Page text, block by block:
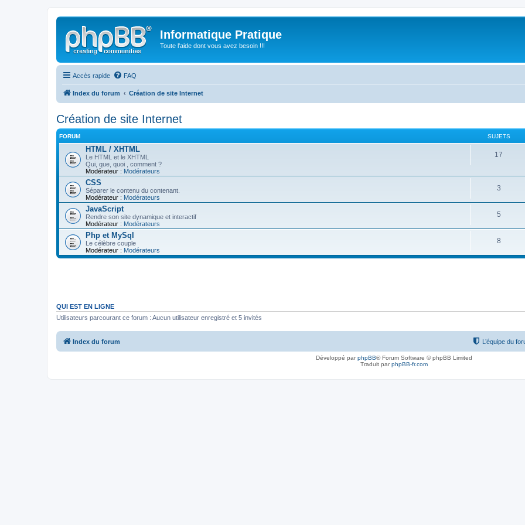
Informatique Pratique
Toute l'aide dont vous avez besoin !!!
Accès rapide FAQ
Index du forum Création de site Internet
Création de site Internet
FORUM SUJETS
HTML / XHTML
Le HTML et le XHTML
Qui, que, quoi , comment ?
Modérateur : Modérateurs
17
CSS
Séparer le contenu du contenant.
Modérateur : Modérateurs
3
JavaScript
Rendre son site dynamique et interactif
Modérateur : Modérateurs
5
Php et MySql
Le célèbre couple
Modérateur : Modérateurs
8
QUI EST EN LIGNE
Utilisateurs parcourant ce forum : Aucun utilisateur enregistré et 5 invités
Index du forum L’équipe du
Développé parphpBB® Forum Software © phpBB Limited
Traduit parphpBB-fr.com